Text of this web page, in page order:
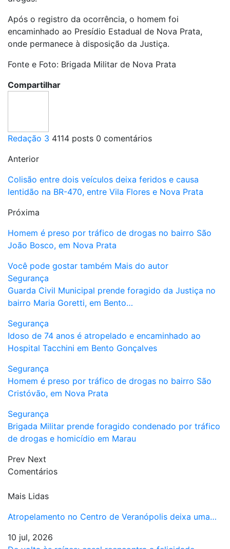
Após o registro da ocorrência, o homem foi
encaminhado ao Presídio Estadual de Nova Prata,
onde permanece à disposição da Justiça.
Fonte e Foto: Brigada Militar de Nova Prata
Compartilhar
Redação 3 4114 posts 0 comentários
Anterior
Colisão entre dois veículos deixa feridos e causa
lentidão na BR-470, entre Vila Flores e Nova Prata
Próxima
Homem é preso por tráfico de drogas no bairro São
João Bosco, em Nova Prata
Você pode gostar também Mais do autor
Segurança
Guarda Civil Municipal prende foragido da Justiça no
bairro Maria Goretti, em Bento…
Segurança
Idoso de 74 anos é atropelado e encaminhado ao
Hospital Tacchini em Bento Gonçalves
Segurança
Homem é preso por tráfico de drogas no bairro São
Cristóvão, em Nova Prata
Segurança
Brigada Militar prende foragido condenado por tráfico
de drogas e homicídio em Marau
Prev Next
Comentários
Mais Lidas
Atropelamento no Centro de Veranópolis deixa uma…
10 jul, 2026